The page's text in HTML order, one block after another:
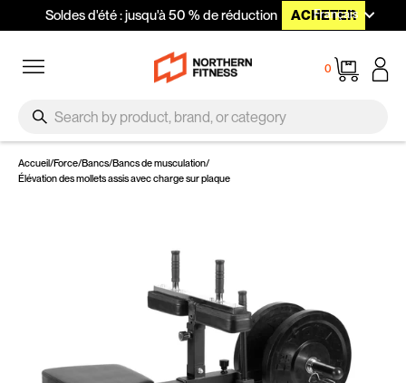
Passer au contenuSoldes d'été : jusqu'à 50 % de réduction ACHETER
Langue
Français
0
Panier
Recherche
Accueil/Force/Bancs/Bancs de musculation/
Élévation des mollets assis avec charge sur plaque